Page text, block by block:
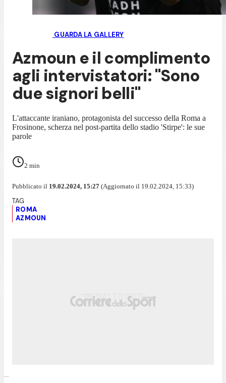
GUARDA LA GALLERY
Azmoun e il complimento
agli intervistatori: "Sono
due signori belli"
L'attaccante iraniano, protagonista del successo della Roma a
Frosinone, scherza nel post-partita dello stadio 'Stirpe': le sue
parole
2 min
Pubblicato il 19.02.2024, 15:27 (Aggiornato il 19.02.2024, 15:33)
ROMA
AZMOUN